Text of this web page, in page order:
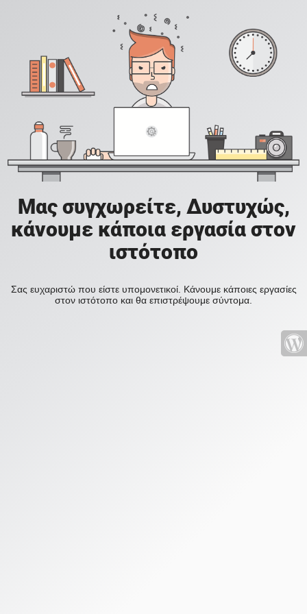
Μας συγχωρείτε, Δυστυχώς,
κάνουμε κάποια εργασία στον
ιστότοπο
Σας ευχαριστώ που είστε υπομονετικοί. Κάνουμε κάποιες εργασίες
στον ιστότοπο και θα επιστρέψουμε σύντομα.